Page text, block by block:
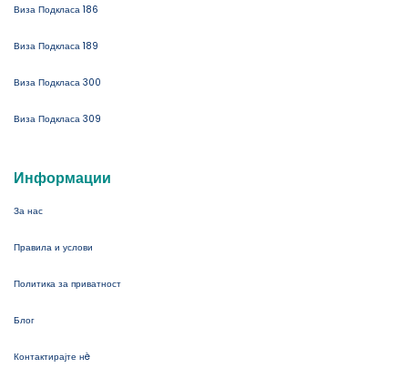
Виза Подкласа 186
Виза Подкласа 189
Виза Подкласа 300
Виза Подкласа 309
Информации
За нас
Правила и услови
Политика за приватност
Блог
Контактирајте нè